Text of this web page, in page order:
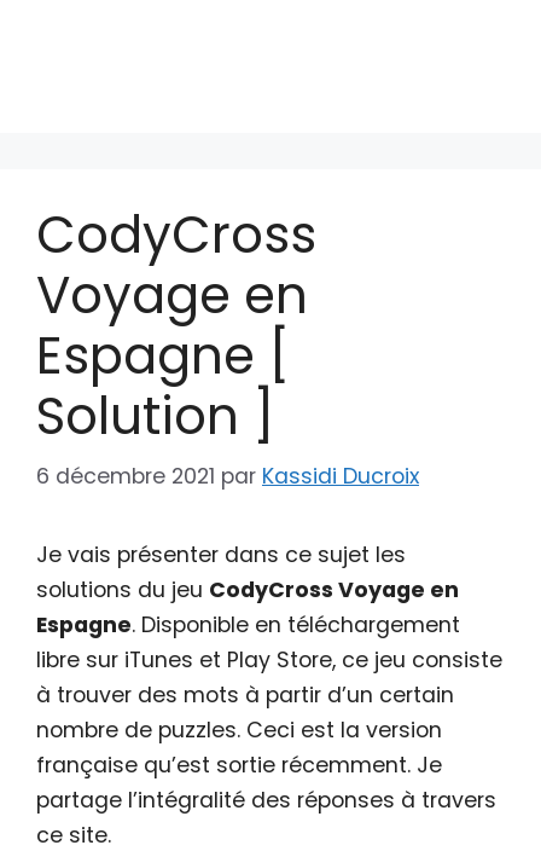
CodyCross
Voyage en
Espagne [
Solution ]
6 décembre 2021 par Kassidi Ducroix
Je vais présenter dans ce sujet les
solutions du jeu CodyCross Voyage en
Espagne. Disponible en téléchargement
libre sur iTunes et Play Store, ce jeu consiste
à trouver des mots à partir d’un certain
nombre de puzzles. Ceci est la version
française qu’est sortie récemment. Je
partage l’intégralité des réponses à travers
ce site.